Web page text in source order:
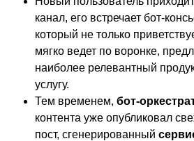
канал, его встречает бот-
который не только
мягко ведет по воронке,
наиболее релевантный
услугу.
Тем временем, бот-
контента уже опубликовал
пост, сгенерированный